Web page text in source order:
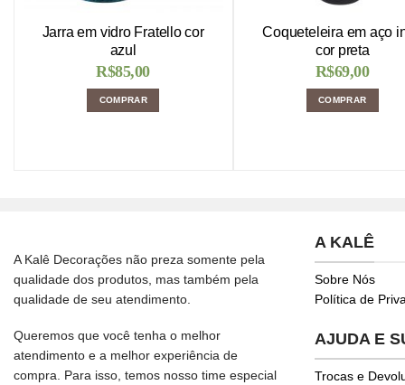
Jarra em vidro Fratello cor
azul
R$85,00
COMPRAR
Coqueteleira em aço
cor preta
R$69,00
COMPRAR
A Kalê Decorações não preza somente pela
qualidade dos produtos, mas também pela
qualidade de seu atendimento.
Queremos que você tenha o melhor
atendimento e a melhor experiência de
compra. Para isso, temos nosso time especial
A KALÊ
Sobre Nós
Política de
AJUDA E
Trocas e